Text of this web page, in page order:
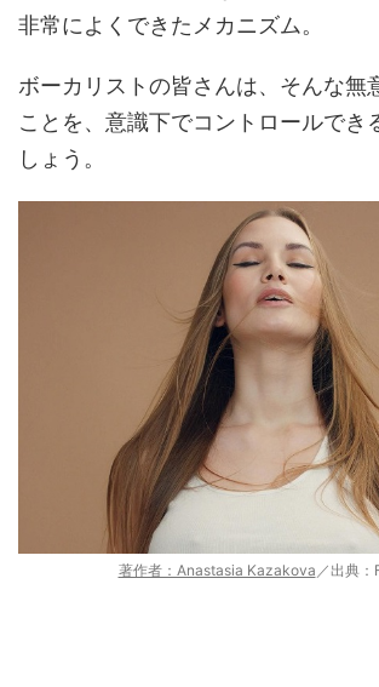
非常によくできたメカニズム。
ボーカリストの皆さんは、そんな無
ことを、意識下でコントロールでき
しょう。
著作者：Anastasia Kazakova ／出典